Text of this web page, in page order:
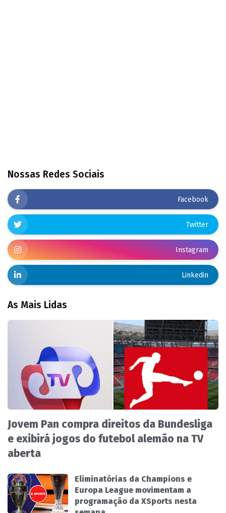
Nossas Redes Sociais
Facebook
Twitter
Instagram
Linkedin
As Mais Lidas
Jovem Pan compra direitos da Bundesliga
e exibirá jogos do futebol alemão na TV
aberta
Eliminatórias da Champions e
Europa League movimentam a
programação da XSports nesta